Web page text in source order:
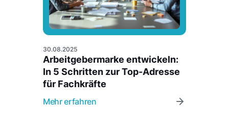
30.08.2025
Arbeitgebermarke entwickeln:
In 5 Schritten zur Top-Adresse
für Fachkräfte
Mehr erfahren